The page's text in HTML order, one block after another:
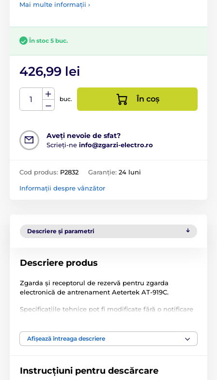
Mai multe informații ›
În stoc 5 buc.
426,99 lei
buc. În coș
Aveți nevoie de sfat?
Scrieți-ne info@zgarzi-electro.ro
Cod produs: P2832 Garanție: 24 luni
Informații despre vânzător
Descriere și parametri
Descriere produs
Zgarda și receptorul de rezervă pentru zgarda
electronică de antrenament Aetertek AT-919C.
Specificațiile tehnice pot fi modificate fără o notificare
Accesorii, zgărzi pentru antrenament
Afișează întreaga descriere
Instrucțiuni pentru descărcare